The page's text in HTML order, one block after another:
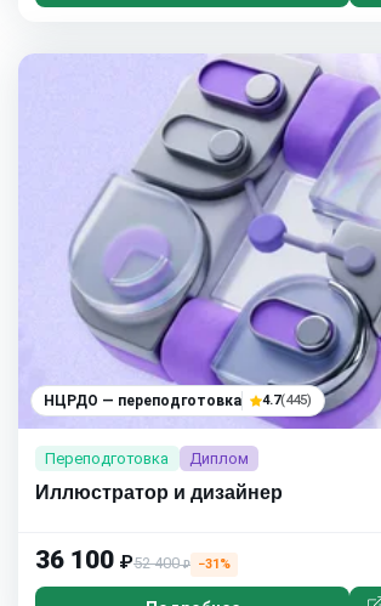
НЦРДО — переподготовка 4.7(445)
Переподготовка Диплом
Иллюстратор и дизайнер
36 100 ₽52 400₽ −31%